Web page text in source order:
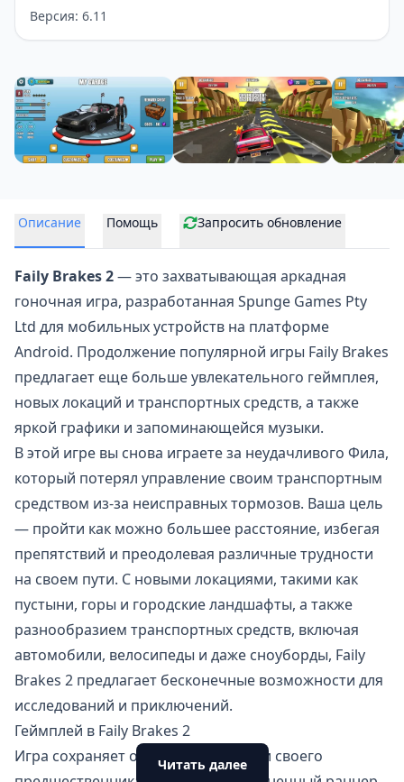
Версия: 6.11
Описание Помощь Запросить обновление
Faily Brakes 2— это захватывающая аркадная
гоночная игра, разработанная Spunge Games Pty
Ltd для мобильных устройств на платформе
Android. Продолжение популярной игры Faily Brakes
предлагает еще больше увлекательного геймплея,
новых локаций и транспортных средств, а также
яркой графики и запоминающейся музыки.
В этой игре вы снова играете за неудачливого Фила,
который потерял управление своим транспортным
средством из-за неисправных тормозов. Ваша цель
— пройти как можно большее расстояние, избегая
препятствий и преодолевая различные трудности
на своем пути. С новыми локациями, такими как
пустыни, горы и городские ландшафты, а также
разнообразием транспортных средств, включая
автомобили, велосипеды и даже сноуборды, Faily
Brakes 2 предлагает бесконечные возможности для
исследований и приключений.
Геймплей в Faily Brakes 2
Игра сохраняет основные механики своего
Читать далее